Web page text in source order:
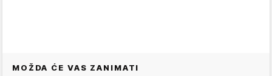
MOŽDA ĆE VAS ZANIMATI